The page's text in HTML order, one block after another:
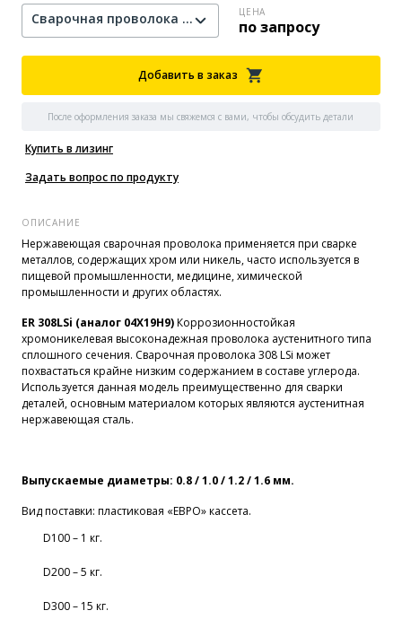
Сварочная проволока нержавеющая 308LSi 0.8x1 ЦЕНА
по запросу
Добавить в заказ
После оформления заказа мы свяжемся с вами, чтобы обсудить детали
Купить в лизинг
Задать вопрос по продукту
ОПИСАНИЕ
Нержавеющая сварочная проволока применяется при сварке
металлов, содержащих хром или никель, часто используется в
пищевой промышленности, медицине, химической
промышленности и других областях.
ER 308LSi (аналог 04Х19Н9)Коррозионностойкая
хромоникелевая высоконадежная проволока аустенитного типа
сплошного сечения. Сварочная проволока 308 LSi может
похвастаться крайне низким содержанием в составе углерода.
Используется данная модель преимущественно для сварки
деталей, основным материалом которых являются аустенитная
нержавеющая сталь.
Выпускаемые диаметры: 0.8 / 1.0 / 1.2 / 1.6 мм.
Вид поставки: пластиковая «ЕВРО» кассета.
D100 – 1 кг.
D200 – 5 кг.
D300 – 15 кг.